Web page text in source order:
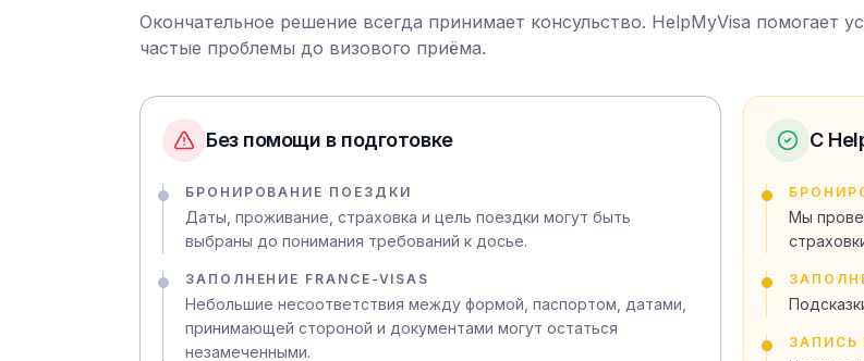
Окончательное решение всегда принимает консульство. HelpMyVisa помогает
частые проблемы до визового приёма.
Без помощи в подготовке
БРОНИРОВАНИЕ ПОЕЗДКИ
Даты, проживание, страховка и цель поездки могут быть
выбраны до понимания требований к досье.
ЗАПОЛНЕНИЕ FRANCE-VISAS
Небольшие несоответствия между формой, паспортом, датами,
принимающей стороной и документами могут остаться
незамеченными.
С
Мы
ЗАПИСЬ